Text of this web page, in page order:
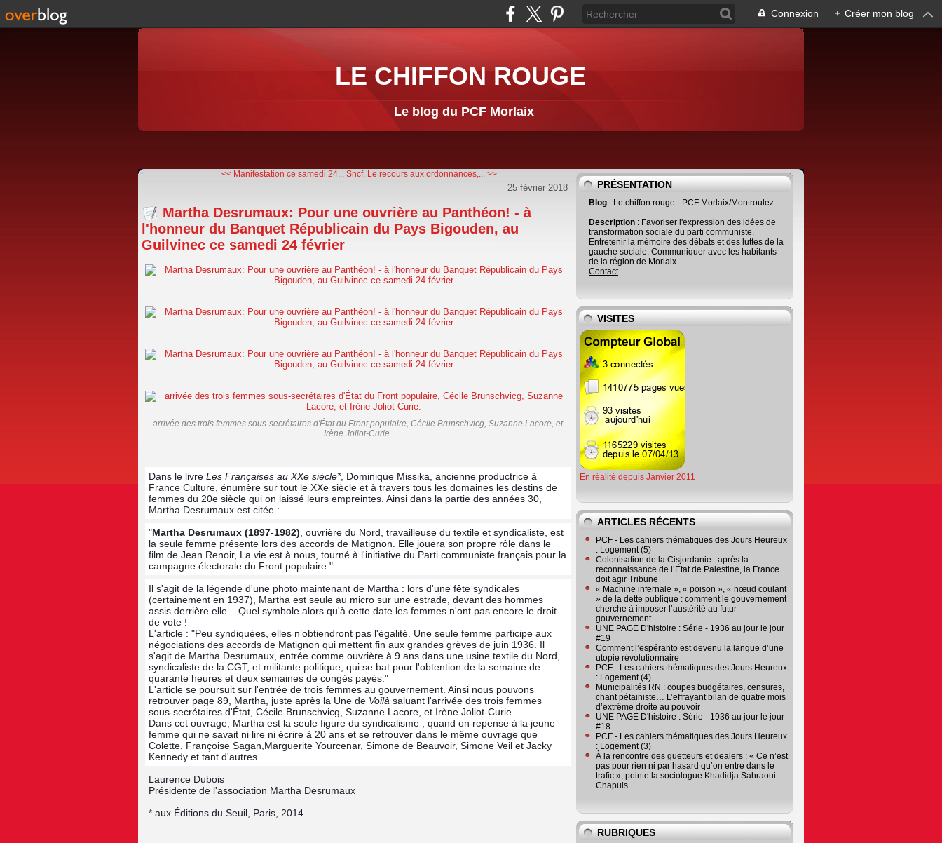
Connexion + Créer mon blog
LE CHIFFON ROUGE
Le blog du PCF Morlaix
<< Manifestation ce samedi 24... Sncf. Le recours aux ordonnances,... >>
25 février 2018
Martha Desrumaux: Pour une ouvrière au Panthéon! - à
l'honneur du Banquet Républicain du Pays Bigouden, au
Guilvinec ce samedi 24 février
arrivée des trois femmes sous-secrétaires d'État du Front populaire, Cécile Brunschvicg, Suzanne Lacore, et
Irène Joliot-Curie.
Dans le livre Les Françaises au XXe siècle*, Dominique Missika, ancienne productrice à
France Culture, énumère sur tout le XXe siècle et à travers tous les domaines les destins de
femmes du 20e siècle qui on laissé leurs empreintes. Ainsi dans la partie des années 30,
Martha Desrumaux est citée :
"Martha Desrumaux (1897-1982), ouvrière du Nord, travailleuse du textile et syndicaliste, est
la seule femme présente lors des accords de Matignon. Elle jouera son propre rôle dans le
film de Jean Renoir, La vie est à nous, tourné à l'initiative du Parti communiste français pour la
campagne électorale du Front populaire ".
Il s'agit de la légende d'une photo maintenant de Martha : lors d'une fête syndicales
(certainement en 1937), Martha est seule au micro sur une estrade, devant des hommes
assis derrière elle... Quel symbole alors qu'à cette date les femmes n'ont pas encore le droit
de vote !
L'article : "Peu syndiquées, elles n’obtiendront pas l'égalité. Une seule femme participe aux
négociations des accords de Matignon qui mettent fin aux grandes grèves de juin 1936. Il
s'agit de Martha Desrumaux, entrée comme ouvrière à 9 ans dans une usine textile du Nord,
syndicaliste de la CGT, et militante politique, qui se bat pour l'obtention de la semaine de
quarante heures et deux semaines de congés payés."
L'article se poursuit sur l'entrée de trois femmes au gouvernement. Ainsi nous pouvons
retrouver page 89, Martha, juste après la Une de Voilà saluant l'arrivée des trois femmes
sous-secrétaires d'État, Cécile Brunschvicg, Suzanne Lacore, et Irène Joliot-Curie.
Dans cet ouvrage, Martha est la seule figure du syndicalisme ; quand on repense à la jeune
femme qui ne savait ni lire ni écrire à 20 ans et se retrouver dans le même ouvrage que
Colette, Françoise Sagan,Marguerite Yourcenar, Simone de Beauvoir, Simone Veil et Jacky
Kennedy et tant d'autres...
Laurence Dubois
Présidente de l'association Martha Desrumaux
* aux Éditions du Seuil, Paris, 2014
PRÉSENTATION
Blog : Le chiffon rouge - PCF Morlaix/Montroulez
Description : Favoriser l'expression des idées de
transformation sociale du parti communiste.
Entretenir la mémoire des débats et des luttes de la
gauche sociale. Communiquer avec les habitants
de la région de Morlaix.
Contact
VISITES
En réalité depuis Janvier 2011
ARTICLES RÉCENTS
PCF - Les cahiers thématiques des Jours Heureux
: Logement (5)
Colonisation de la Cisjordanie : après la
reconnaissance de l’État de Palestine, la France
doit agir Tribune
« Machine infernale », « poison », « nœud coulant
» de la dette publique : comment le gouvernement
cherche à imposer l’austérité au futur
gouvernement
UNE PAGE D'histoire : Série - 1936 au jour le jour
#19
Comment l’espéranto est devenu la langue d’une
utopie révolutionnaire
PCF - Les cahiers thématiques des Jours Heureux
: Logement (4)
Municipalités RN : coupes budgétaires, censures,
chant pétainiste… L’effrayant bilan de quatre mois
d’extrême droite au pouvoir
UNE PAGE D'histoire : Série - 1936 au jour le jour
#18
PCF - Les cahiers thématiques des Jours Heureux
: Logement (3)
À la rencontre des guetteurs et dealers : « Ce n’est
pas pour rien ni par hasard qu’on entre dans le
trafic », pointe la sociologue Khadidja Sahraoui-
Chapuis
RUBRIQUES